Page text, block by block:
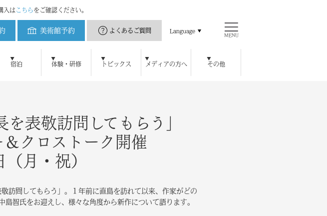
入は こちらをご確認ください。
美術館予約 よくあるご質問 Language
MENU
宿泊 体験・研修
グラム 直島コメづくりプロジェクト
トピックス
術館特設サイト ベネッセハウス オンラインショップ
メディアの方へ
ース プレスキット
その他
採用情報
表敬訪問してもらう」
＆クロストーク開催
月・祝）
訪問してもらう」。１年前に直島を訪れて以来、作家がどの
智氏をお迎えし、様々な角度から新作について語ります。